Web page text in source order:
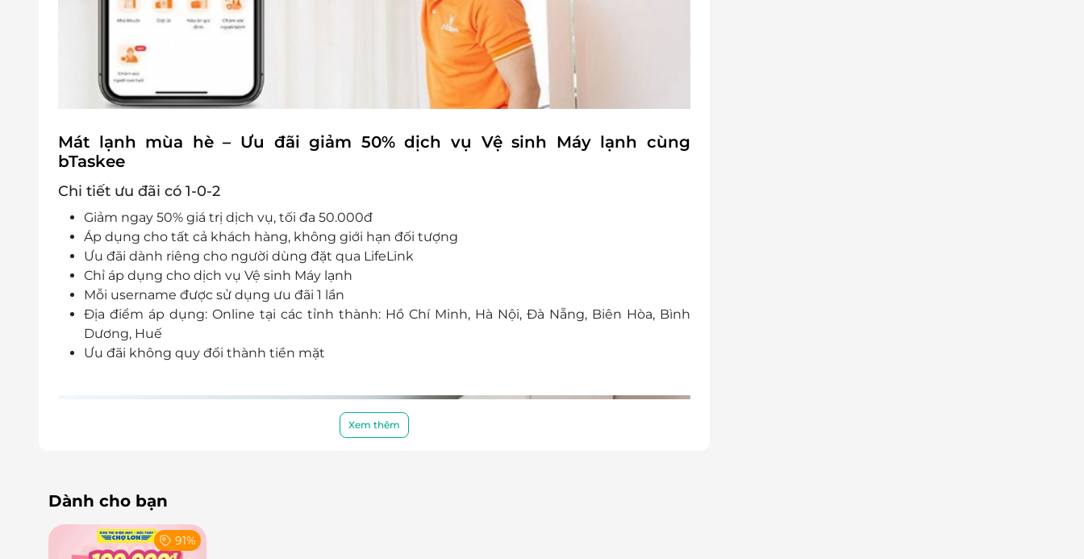
Mát lạnh mùa hè – Ưu đãi giảm 50% dịch vụ Vệ sinh Máy lạnh cùng
bTaskee
Chi tiết ưu đãi có 1-0-2
Giảm ngay 50% giá trị dịch vụ, tối đa 50.000đ
Áp dụng cho tất cả khách hàng, không giới hạn đối tượng
Ưu đãi dành riêng cho người dùng đặt qua LifeLink
Chỉ áp dụng cho dịch vụ Vệ sinh Máy lạnh
Mỗi username được sử dụng ưu đãi 1 lần
Địa điểm áp dụng: Online tại các tỉnh thành: Hồ Chí Minh, Hà Nội, Đà Nẵng, Biên Hòa, Bình
Dương, Huế
Ưu đãi không quy đổi thành tiền mặt
Xem thêm
Dành cho bạn
91%